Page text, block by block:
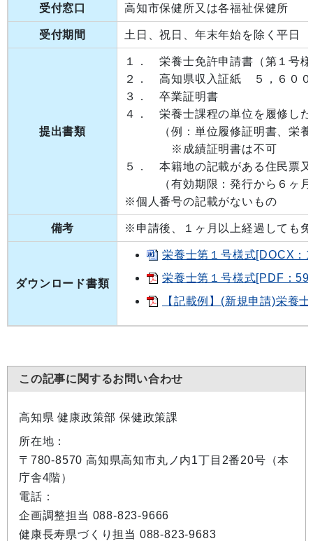
受付窓口 高知市保健所又は各福祉保健所
受付期間 土日、祝日、年末年始を除く平日
提出書類
１． 栄養士免許申請書（第１号
２． 高知県収入証紙 ５，６０
３． 卒業証明書
４． 栄養士課程の単位を履修し
（例：単位履修証明書、栄養
※成績証明書は不可
５． 本籍地の記載がある住民票
（有効期限：発行から６ヶ月
※個人番号の記載がないもの
備考 ※申請後、１ヶ月以上経過しても
ダウンロード書類
栄養士第１号様式[DOCX：
栄養士第１号様式[PDF：
【記載例】(新規申請)栄養
この記事に関するお問い合わせ
高知県 健康政策部 保健政策課
所在地：
〒780-8570 高知県高知市丸ノ内1丁目2番20号（本
庁舎4階）
電話：
企画調整担当 088-823-9666
健康長寿県づくり担当 088-823-9683